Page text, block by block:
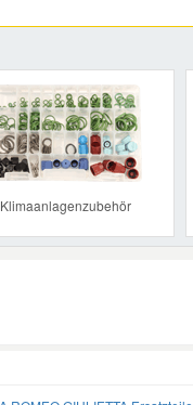
Klimaanlagenzubehör
Previous